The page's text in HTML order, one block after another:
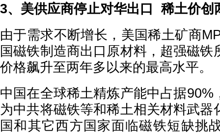
3、美供应商停止对华出口 稀土价创
由于需求不断增长，美国稀土矿商
国磁铁制造商出口原材料，超强磁铁
价格飙升至两年多以来的最高水平。
中国在全球稀土精炼产能中占据90%
为中共将磁铁等和稀土相关材料武器
国和其它西方国家面临磁铁短缺挑